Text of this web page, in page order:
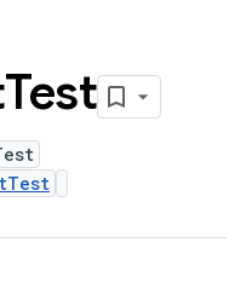
Test